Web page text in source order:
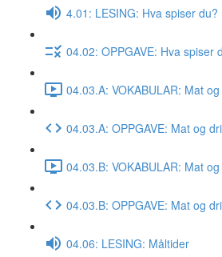
4.01: LESING: Hva spiser du?
04.02: OPPGAVE: Hva spiser
04.03.A: VOKABULAR: Mat
04.03.A: OPPGAVE: Mat og
04.03.B: VOKABULAR: Mat
04.03.B: OPPGAVE: Mat og
04.06: LESING: Måltider